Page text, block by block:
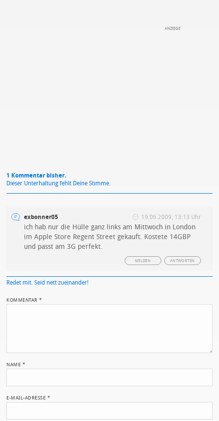
1 Kommentar bisher.
Dieser Unterhaltung fehlt Deine Stimme.
exbonner05 19.06.2009, 13:13 Uhr
ich hab nur die Hülle ganz links am Mittwoch in London
im Apple Store Regent Street gekauft. Kostete 14GBP
und passt am 3G perfekt.
ANTWORTEN
MELDEN
Redet mit. Seid nett zueinander!
KOMMENTAR*
NAME *
E-MAIL-ADRESSE *